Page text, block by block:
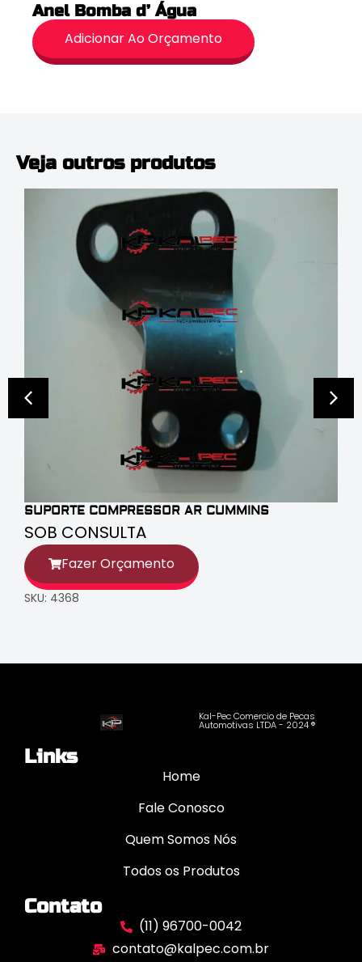
Anel Bomba d’ Água
Adicionar Ao Orçamento
Veja outros produtos
SUPORTE COMPRESSOR AR CUMMINS
SOB CONSULTA
Fazer Orçamento
SKU: 4368
Kal-Pec Comercio de Pecas
Automotivas LTDA - 2024 ®
Links
Home
Fale Conosco
Quem Somos Nós
Todos os Produtos
Contato
(11) 96700-0042
contato@kalpec.com.br